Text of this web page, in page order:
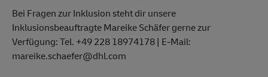
Bei Fragen zur Inklusion steht dir unsere
Inklusionsbeauftragte Mareike Schäfer gerne zur
Verfügung: Tel. +49 228 18974178 | E-Mail:
mareike.schaefer@dhl.com